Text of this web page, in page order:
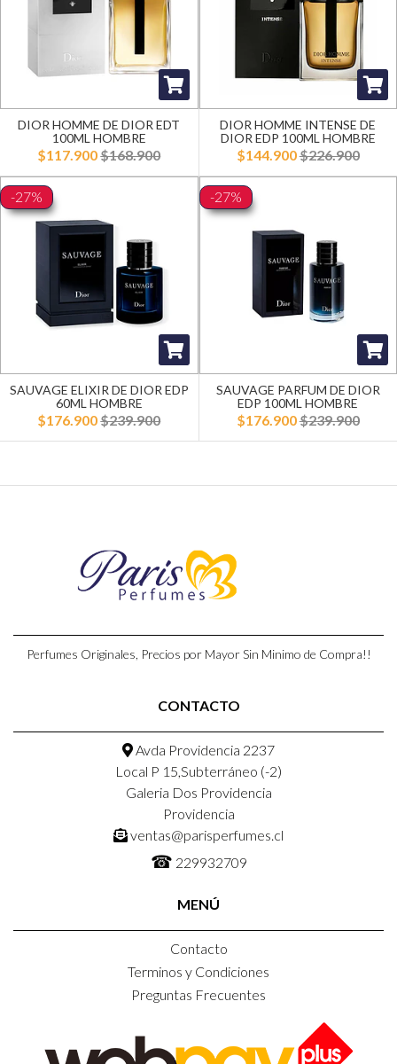
DIOR HOMME DE DIOR EDT
100ML HOMBRE
$117.900$168.900
DIOR HOMME INTENSE DE
DIOR EDP 100ML HOMBRE
$144.900$226.900
-27%
SAUVAGE ELIXIR DE DIOR EDP
60ML HOMBRE
$176.900$239.900
-27%
SAUVAGE PARFUM DE DIOR
EDP 100ML HOMBRE
$176.900$239.900
Perfumes Originales, Precios por Mayor Sin Minimo de Compra!!
CONTACTO
Avda Providencia 2237
Local P 15,Subterráneo (-2)
Galeria Dos Providencia
Providencia
ventas@parisperfumes.cl
☎ 229932709
MENÚ
Contacto
Terminos y Condiciones
Preguntas Frecuentes